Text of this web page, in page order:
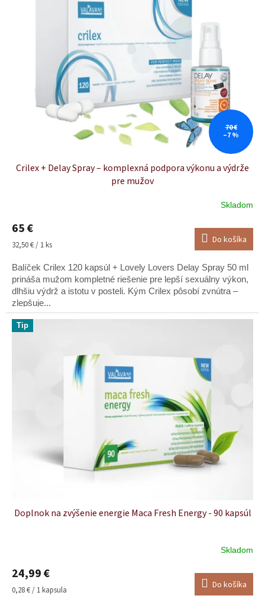
70 €
–7 %
Crilex + Delay Spray – komplexná podpora výkonu a výdrže
pre mužov
Skladom
65 €
Jednotková
32,50 € / 1 ks Do košíka
Balíček Crilex 120 kapsúl + Lovely Lovers Delay Spray 50 ml
prináša mužom kompletné riešenie pre lepší sexuálny výkon,
dlhšiu výdrž a istotu v posteli. Kým Crilex pôsobí zvnútra –
zlepšuje...
Tip
Doplnok na zvýšenie energie Maca Fresh Energy - 90 kapsúl
produktu
je
4,5
Skladom
24,99 €
Jednotková
0,28 € / 1 kapsula Do košíka